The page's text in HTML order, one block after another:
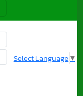
Select Language▼